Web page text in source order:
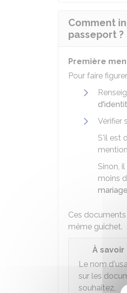
Comment
passeport ?
Première
Pour faire
Vérifier
S'il est
Sinon,
moins
mariage
Ces
même guichet.
À savoir
Le nom
sur les
souhaitez.